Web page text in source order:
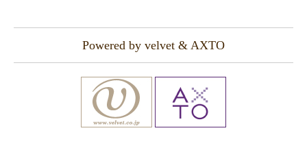
Powered by velvet & AXTO